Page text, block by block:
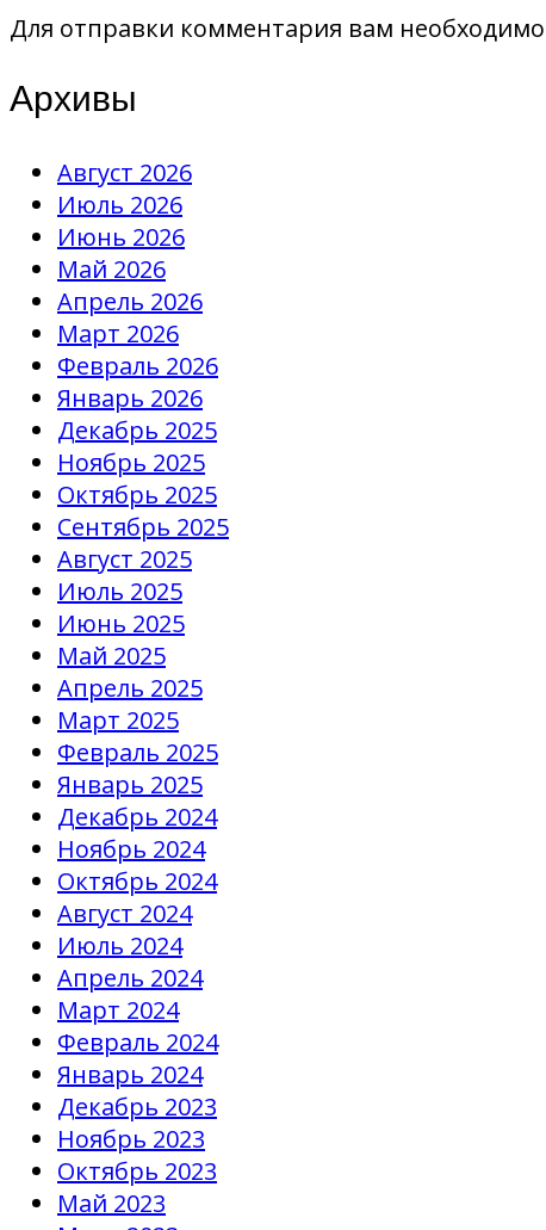
Для отправки комментария вам необходимо
Архивы
Август 2026
Июль 2026
Июнь 2026
Май 2026
Апрель 2026
Март 2026
Февраль 2026
Январь 2026
Декабрь 2025
Ноябрь 2025
Октябрь 2025
Сентябрь 2025
Август 2025
Июль 2025
Июнь 2025
Май 2025
Апрель 2025
Март 2025
Февраль 2025
Январь 2025
Декабрь 2024
Ноябрь 2024
Октябрь 2024
Август 2024
Июль 2024
Апрель 2024
Март 2024
Февраль 2024
Январь 2024
Декабрь 2023
Ноябрь 2023
Октябрь 2023
Май 2023